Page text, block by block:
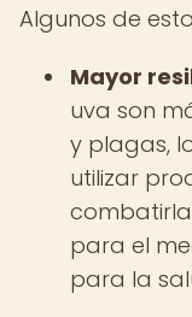
Algunos de
Mayor
uva son
y plagas,
utilizar
para el
para la